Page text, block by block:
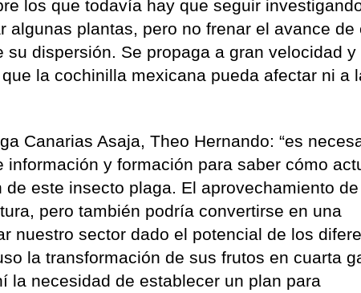
los que todavía hay que seguir
algunas plantas, pero no frenar el avance de
dispersión. Se propaga a gran velocidad y
la cochinilla mexicana pueda afectar ni a
Canarias Asaja, Theo Hernando: “es
y formación para saber cómo
este insecto plaga. El aprovechamiento
pero también podría convertirse en una
nuestro sector dado el potencial de los
la transformación de sus frutos en cuarta
la necesidad de establecer un plan para